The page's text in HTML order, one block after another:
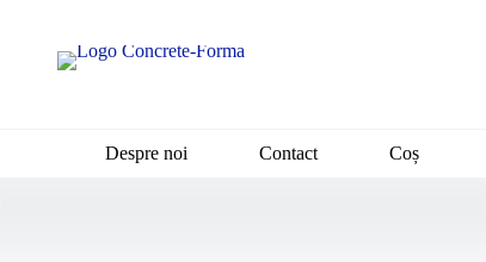
Despre noi Contact Coș